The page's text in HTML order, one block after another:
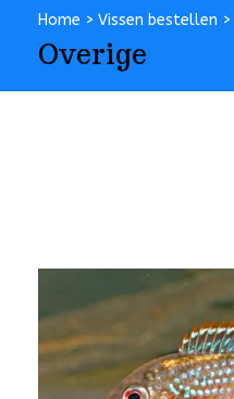
Home > Vissen bestellen >
Overige